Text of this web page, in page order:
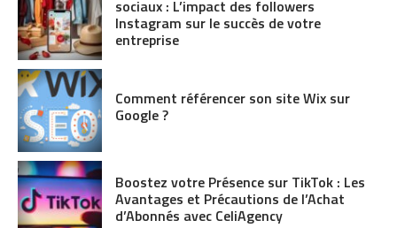
sociaux : L’impact des followers
Instagram sur le succès de votre
entreprise
Comment référencer son site Wix sur
Google ?
Boostez votre Présence sur TikTok : Les
Avantages et Précautions de l’Achat
d’Abonnés avec CeliAgency